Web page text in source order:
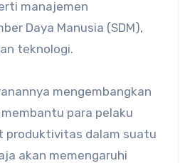
manajemen
Daya Manusia (SDM),
teknologi.
mengembangkan
para pelaku
produktivitas dalam suatu
akan memengaruhi